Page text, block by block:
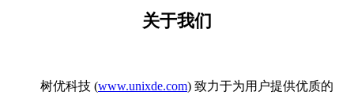
关于我们
树优科技 (www.unixde.com) 致力于为用户提供优质的